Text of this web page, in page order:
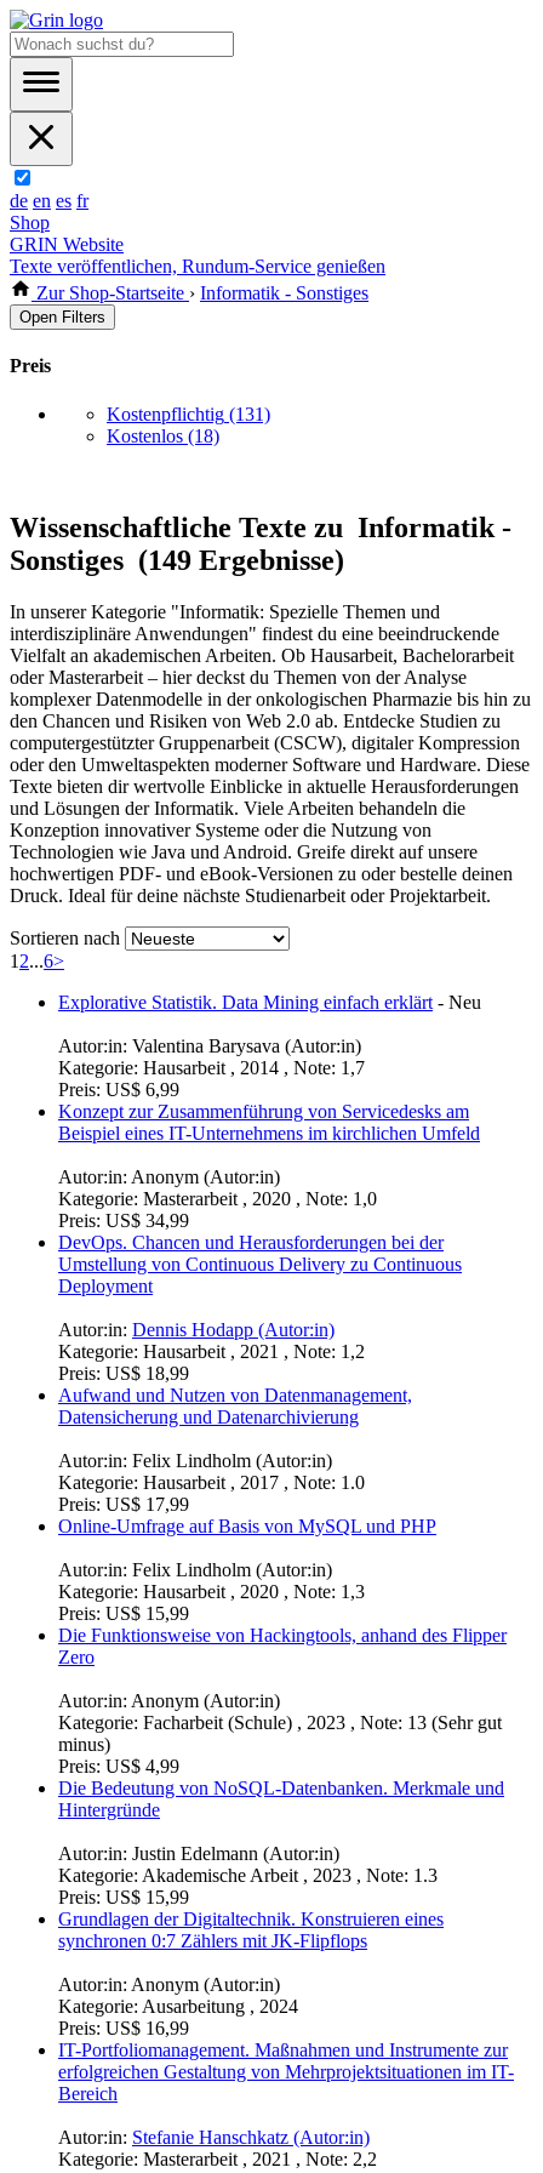
de en es fr
Shop
GRIN Website
Texte veröffentlichen, Rundum-Service genießen
Zur Shop-Startseite › Informatik - Sonstiges
Open Filters
Preis
Kostenpflichtig (131)
Kostenlos (18)
Wissenschaftliche Texte zu Informatik -
Sonstiges (149 Ergebnisse)
In unserer Kategorie "Informatik: Spezielle Themen und
interdisziplinäre Anwendungen" findest du eine beeindruckende
Vielfalt an akademischen Arbeiten. Ob Hausarbeit, Bachelorarbeit
oder Masterarbeit – hier deckst du Themen von der Analyse
komplexer Datenmodelle in der onkologischen Pharmazie bis hin zu
den Chancen und Risiken von Web 2.0 ab. Entdecke Studien zu
computergestützter Gruppenarbeit (CSCW), digitaler Kompression
oder den Umweltaspekten moderner Software und Hardware. Diese
Texte bieten dir wertvolle Einblicke in aktuelle Herausforderungen
und Lösungen der Informatik. Viele Arbeiten behandeln die
Konzeption innovativer Systeme oder die Nutzung von
Technologien wie Java und Android. Greife direkt auf unsere
hochwertigen PDF- und eBook-Versionen zu oder bestelle deinen
Druck. Ideal für deine nächste Studienarbeit oder Projektarbeit.
Sortieren nach
1 2...6>
Explorative Statistik. Data Mining einfach erklärt - Neu
Autor:in: Valentina Barysava (Autor:in)
Kategorie: Hausarbeit , 2014 , Note: 1,7
Preis: US$ 6,99
Konzept zur Zusammenführung von Servicedesks am
Beispiel eines IT-Unternehmens im kirchlichen Umfeld
Autor:in: Anonym (Autor:in)
Kategorie: Masterarbeit , 2020 , Note: 1,0
Preis: US$ 34,99
DevOps. Chancen und Herausforderungen bei der
Umstellung von Continuous Delivery zu Continuous
Deployment
Autor:in: Dennis Hodapp (Autor:in)
Kategorie: Hausarbeit , 2021 , Note: 1,2
Preis: US$ 18,99
Aufwand und Nutzen von Datenmanagement,
Datensicherung und Datenarchivierung
Autor:in: Felix Lindholm (Autor:in)
Kategorie: Hausarbeit , 2017 , Note: 1.0
Preis: US$ 17,99
Online-Umfrage auf Basis von MySQL und PHP
Autor:in: Felix Lindholm (Autor:in)
Kategorie: Hausarbeit , 2020 , Note: 1,3
Preis: US$ 15,99
Die Funktionsweise von Hackingtools, anhand des Flipper
Zero
Autor:in: Anonym (Autor:in)
Kategorie: Facharbeit (Schule) , 2023 , Note: 13 (Sehr gut
minus)
Preis: US$ 4,99
Die Bedeutung von NoSQL-Datenbanken. Merkmale und
Hintergründe
Autor:in: Justin Edelmann (Autor:in)
Kategorie: Akademische Arbeit , 2023 , Note: 1.3
Preis: US$ 15,99
Grundlagen der Digitaltechnik. Konstruieren eines
synchronen 0:7 Zählers mit JK-Flipflops
Autor:in: Anonym (Autor:in)
Kategorie: Ausarbeitung , 2024
Preis: US$ 16,99
IT-Portfoliomanagement. Maßnahmen und Instrumente zur
erfolgreichen Gestaltung von Mehrprojektsituationen im IT-
Bereich
Autor:in: Stefanie Hanschkatz (Autor:in)
Kategorie: Masterarbeit , 2021 , Note: 2,2